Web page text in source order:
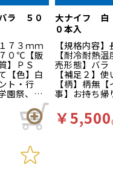
ラ ５０
７３ｍｍ
０℃【販
】ＰＳ
【色】白
ト・行
園祭、バ
店、ＢＢ
パーティ
ント等の
使いいた
大ナイフ
０本入
【規格内容
【耐冷耐熱
売形態】バラ
【補足２】
【柄】柄無
事】お持ち帰
祭、屋台、
Ｑ、バーベ
ー【商品特
￥5,500